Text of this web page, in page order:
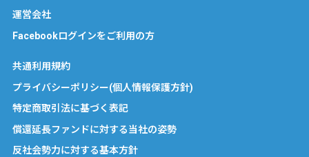
運営会社
Facebookログインをご利用の方
共通利用規約
プライバシーポリシー(個人情報保護方針)
特定商取引法に基づく表記
償還延長ファンドに対する当社の姿勢
反社会勢力に対する基本方針